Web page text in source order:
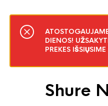
DIENOS!
PREKES
Shure